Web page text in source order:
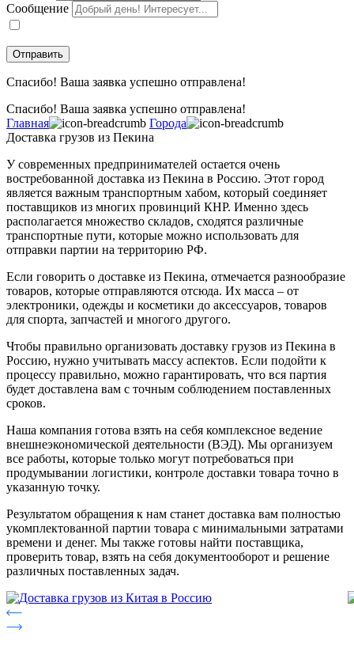
Сообщение
Спасибо! Ваша заявка успешно отправлена!
Спасибо! Ваша заявка успешно отправлена!
Главная
Города
Доставка грузов из Пекина
У современных предпринимателей остается очень
востребованной доставка из Пекина в Россию. Этот город
является важным транспортным хабом, который соединяет
поставщиков из многих провинций КНР. Именно здесь
располагается множество складов, сходятся различные
транспортные пути, которые можно использовать для
отправки партии на территорию РФ.
Если говорить о доставке из Пекина, отмечается разнообразие
товаров, которые отправляются отсюда. Их масса – от
электроники, одежды и косметики до аксессуаров, товаров
для спорта, запчастей и многого другого.
Чтобы правильно организовать доставку грузов из Пекина в
Россию, нужно учитывать массу аспектов. Если подойти к
процессу правильно, можно гарантировать, что вся партия
будет доставлена вам с точным соблюдением поставленных
сроков.
Наша компания готова взять на себя комплексное ведение
внешнеэкономической деятельности (ВЭД). Мы организуем
все работы, которые только могут потребоваться при
продумывании логистики, контроле доставки товара точно в
указанную точку.
Результатом обращения к нам станет доставка вам полностью
укомплектованной партии товара с минимальными затратами
времени и денег. Мы также готовы найти поставщика,
проверить товар, взять на себя документооборот и решение
различных поставленных задач.